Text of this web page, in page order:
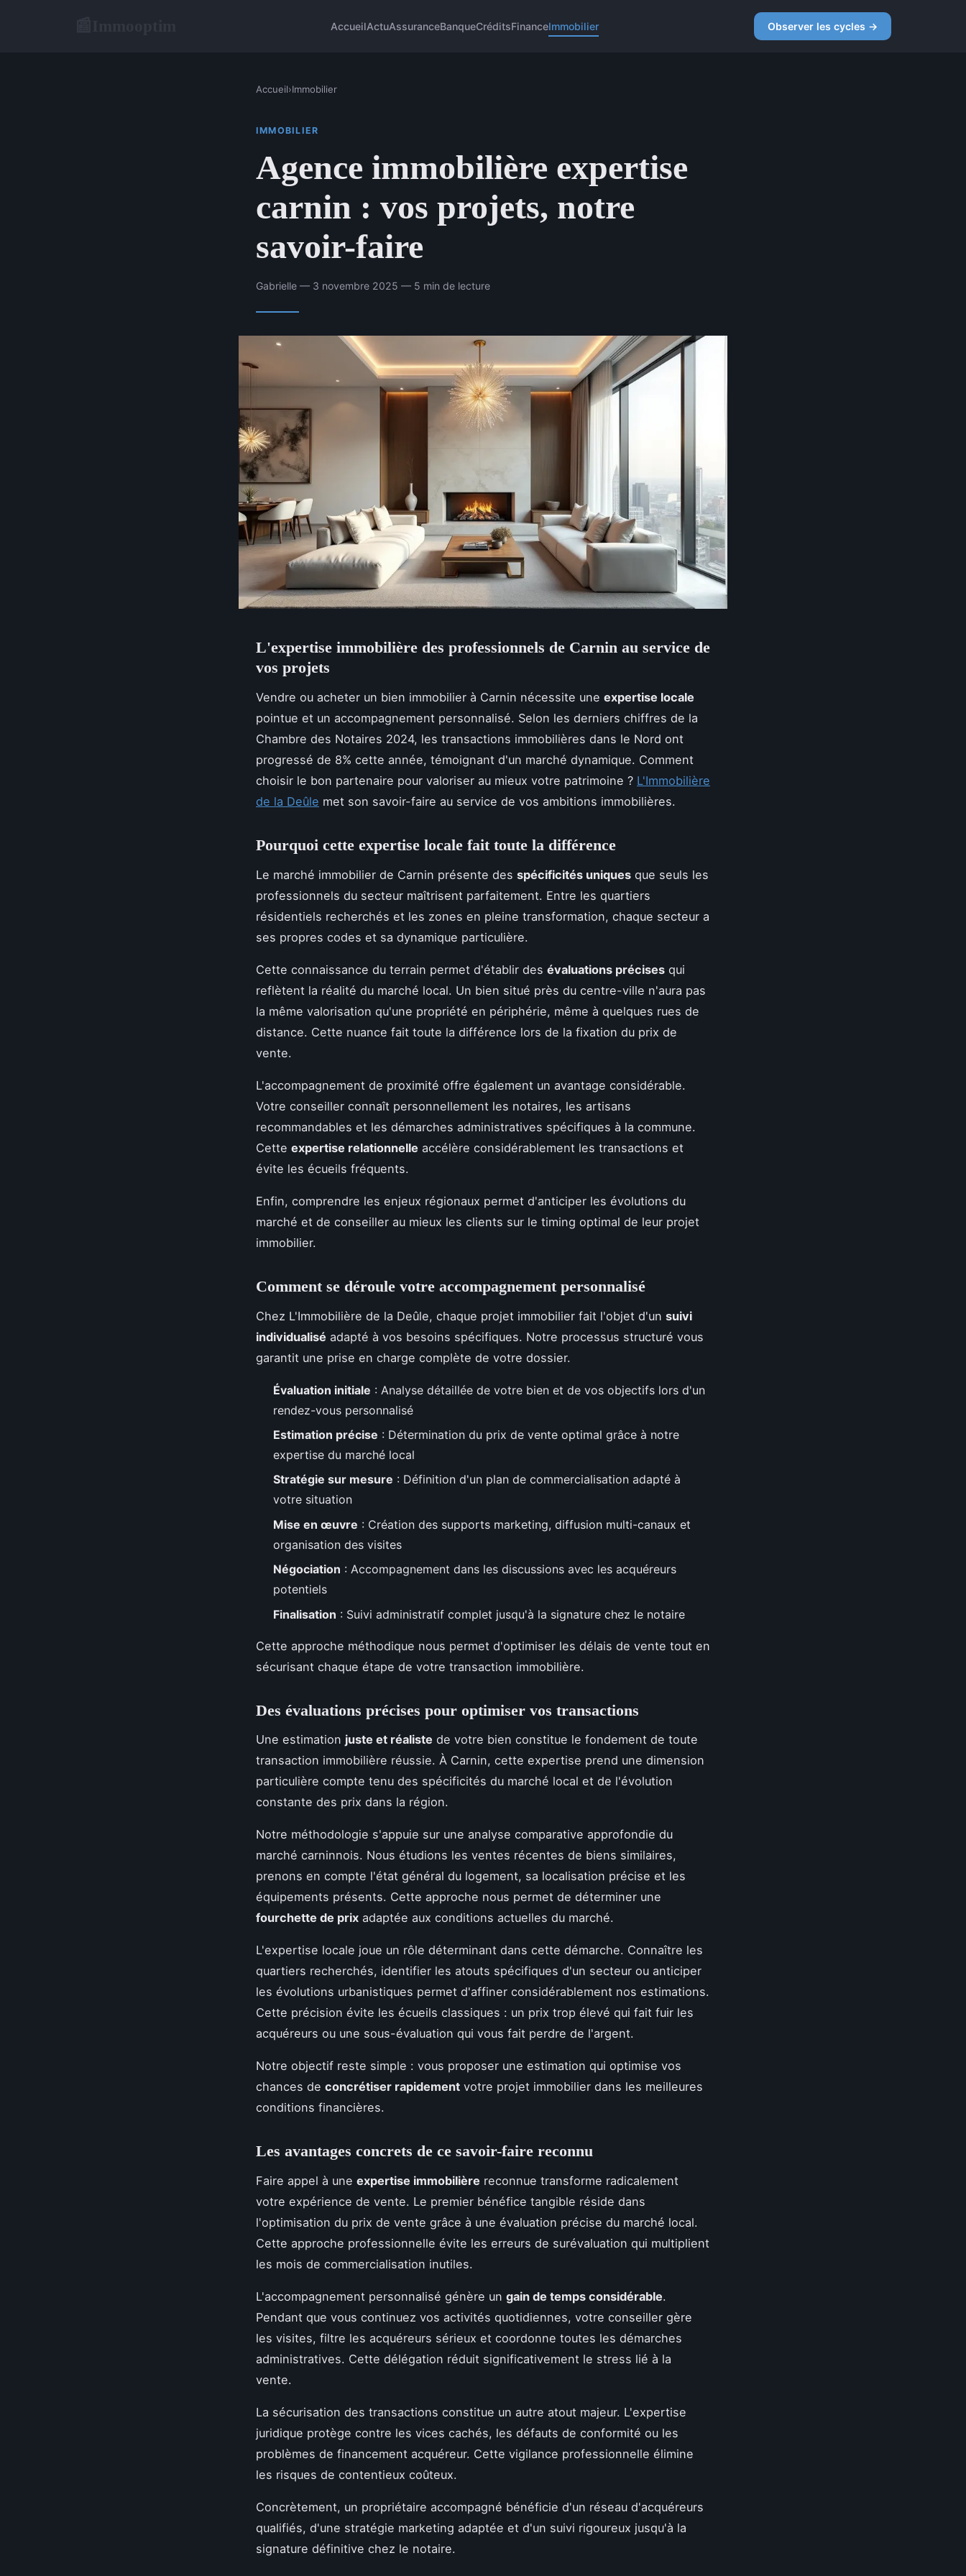
AccueilActuAssuranceBanqueCréditsFinanceImmobilier Observer les cycles →
Accueil›Immobilier
IMMOBILIER
Agence immobilière expertise
carnin : vos projets, notre
savoir-faire
Gabrielle — 3 novembre 2025 — 5 min de lecture
L'expertise immobilière des professionnels de Carnin au service de
vos projets
Vendre ou acheter un bien immobilier à Carnin nécessite une expertise locale
pointue et un accompagnement personnalisé. Selon les derniers chiffres de la
Chambre des Notaires 2024, les transactions immobilières dans le Nord ont
progressé de 8% cette année, témoignant d'un marché dynamique. Comment
choisir le bon partenaire pour valoriser au mieux votre patrimoine ? L'Immobilière
de la Deûle met son savoir-faire au service de vos ambitions immobilières.
Pourquoi cette expertise locale fait toute la différence
Le marché immobilier de Carnin présente des spécificités uniques que seuls les
professionnels du secteur maîtrisent parfaitement. Entre les quartiers
résidentiels recherchés et les zones en pleine transformation, chaque secteur a
ses propres codes et sa dynamique particulière.
Cette connaissance du terrain permet d'établir des évaluations précises qui
reflètent la réalité du marché local. Un bien situé près du centre-ville n'aura pas
la même valorisation qu'une propriété en périphérie, même à quelques rues de
distance. Cette nuance fait toute la différence lors de la fixation du prix de
vente.
L'accompagnement de proximité offre également un avantage considérable.
Votre conseiller connaît personnellement les notaires, les artisans
recommandables et les démarches administratives spécifiques à la commune.
Cette expertise relationnelle accélère considérablement les transactions et
évite les écueils fréquents.
Enfin, comprendre les enjeux régionaux permet d'anticiper les évolutions du
marché et de conseiller au mieux les clients sur le timing optimal de leur projet
immobilier.
Comment se déroule votre accompagnement personnalisé
Chez L'Immobilière de la Deûle, chaque projet immobilier fait l'objet d'un suivi
individualisé adapté à vos besoins spécifiques. Notre processus structuré vous
garantit une prise en charge complète de votre dossier.
Évaluation initiale : Analyse détaillée de votre bien et de vos objectifs lors d'un
rendez-vous personnalisé
Estimation précise : Détermination du prix de vente optimal grâce à notre
expertise du marché local
Stratégie sur mesure : Définition d'un plan de commercialisation adapté à
votre situation
Mise en œuvre : Création des supports marketing, diffusion multi-canaux et
organisation des visites
Négociation : Accompagnement dans les discussions avec les acquéreurs
potentiels
Finalisation : Suivi administratif complet jusqu'à la signature chez le notaire
Cette approche méthodique nous permet d'optimiser les délais de vente tout en
sécurisant chaque étape de votre transaction immobilière.
Des évaluations précises pour optimiser vos transactions
Une estimation juste et réaliste de votre bien constitue le fondement de toute
transaction immobilière réussie. À Carnin, cette expertise prend une dimension
particulière compte tenu des spécificités du marché local et de l'évolution
constante des prix dans la région.
Notre méthodologie s'appuie sur une analyse comparative approfondie du
marché carninnois. Nous étudions les ventes récentes de biens similaires,
prenons en compte l'état général du logement, sa localisation précise et les
équipements présents. Cette approche nous permet de déterminer une
fourchette de prix adaptée aux conditions actuelles du marché.
L'expertise locale joue un rôle déterminant dans cette démarche. Connaître les
quartiers recherchés, identifier les atouts spécifiques d'un secteur ou anticiper
les évolutions urbanistiques permet d'affiner considérablement nos estimations.
Cette précision évite les écueils classiques : un prix trop élevé qui fait fuir les
acquéreurs ou une sous-évaluation qui vous fait perdre de l'argent.
Notre objectif reste simple : vous proposer une estimation qui optimise vos
chances de concrétiser rapidement votre projet immobilier dans les meilleures
conditions financières.
Les avantages concrets de ce savoir-faire reconnu
Faire appel à une expertise immobilière reconnue transforme radicalement
votre expérience de vente. Le premier bénéfice tangible réside dans
l'optimisation du prix de vente grâce à une évaluation précise du marché local.
Cette approche professionnelle évite les erreurs de surévaluation qui multiplient
les mois de commercialisation inutiles.
L'accompagnement personnalisé génère un gain de temps considérable.
Pendant que vous continuez vos activités quotidiennes, votre conseiller gère
les visites, filtre les acquéreurs sérieux et coordonne toutes les démarches
administratives. Cette délégation réduit significativement le stress lié à la
vente.
La sécurisation des transactions constitue un autre atout majeur. L'expertise
juridique protège contre les vices cachés, les défauts de conformité ou les
problèmes de financement acquéreur. Cette vigilance professionnelle élimine
les risques de contentieux coûteux.
Concrètement, un propriétaire accompagné bénéficie d'un réseau d'acquéreurs
qualifiés, d'une stratégie marketing adaptée et d'un suivi rigoureux jusqu'à la
signature définitive chez le notaire.